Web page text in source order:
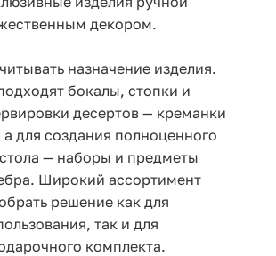
декором.
назначение изделия.
бокалы, стопки и
десертов — креманки
для создания полноценного
— наборы и предметы
Широкий ассортимент
решение как для
так и для
комплекта.